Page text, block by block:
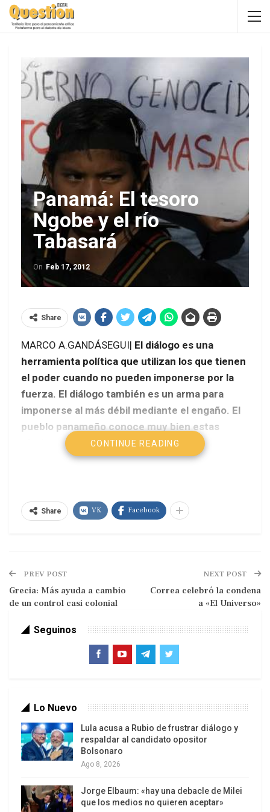
Panamá: El tesoro
Ngobe y el río
Tabasará
On Feb 17, 2012
Share
MARCO A.GANDÁSEGUI| El diálogo es una
herramienta política que utilizan los que tienen
el poder cuando no pueden imponerse por la
fuerza. El diálogo también es un arma para
imponerse al más débil mediante el engaño. El
pueblo panameño conoce muy bien estas
tácticas. En San Lorenzo, cuando la
Coordinadora por la Protección de los
con los representantes del presidente Ricardo
Martinelli, muchos pronosticaron una
Un aire de esperanza surgió cuando se
escucharon las palabras de la cacique general,
Silvia Carrera, quien en forma muy clara señaló
que el diálogo tendría como base única la
hídricos y metálicos (cobre) en la comarca
Ngobe-Buglé. Durante las negociaciones
CONTINUE READING
Share VK Facebook
PREV POST
Grecia: Más ayuda a cambio
de un control casi colonial
NEXT POST
Correa celebró la condena
a «El Universo»
Seguinos
Lo Nuevo
Lula acusa a Rubio de frustrar diálogo y
respaldar al candidato opositor
Bolsonaro
Ago 8, 2026
Jorge Elbaum: «hay una debacle de Milei
que los medios no quieren aceptar»